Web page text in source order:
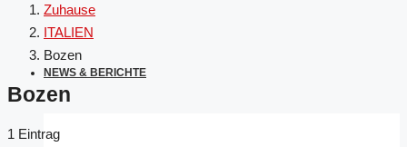
NEWS & BERICHTE
Zuhause
ITALIEN
Bozen
Bozen
1 Eintrag